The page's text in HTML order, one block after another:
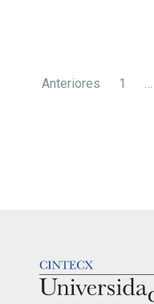
de
Anteriores 1 …